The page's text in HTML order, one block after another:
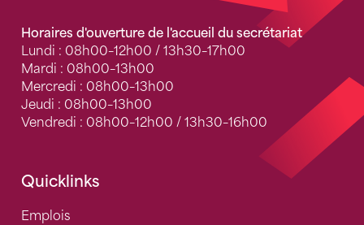
Horaires d'ouverture de l'accueil du secrétariat
Lundi : 08h00–12h00 / 13h30–17h00
Mardi : 08h00–13h00
Mercredi : 08h00–13h00
Jeudi : 08h00–13h00
Vendredi : 08h00–12h00 / 13h30–16h00
Quicklinks
Emplois